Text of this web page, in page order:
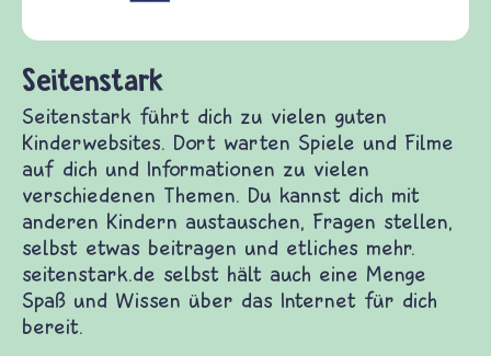
Kinderwebsites. Dort warten Spiele und
vielen verschiedenen Themen. Du kannst
Fragen stellen, selbst etwas beitragen
und Frieden, Streit und Gewalt.